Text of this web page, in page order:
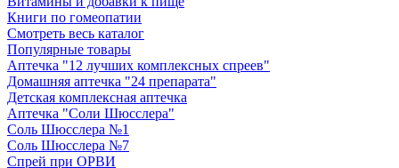
Книги по гомеопатии
Смотреть весь каталог
Популярные товары
Аптечка "12 лучших комплексных спреев"
Домашняя аптечка "24 препарата"
Детская комплексная аптечка
Аптечка "Соли Шюсслера"
Соль Шюсслера №1
Соль Шюсслера №7
Спрей при ОРВИ